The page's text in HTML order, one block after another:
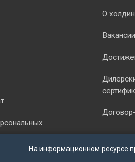
На информационном ресурсе
О
Вакансии